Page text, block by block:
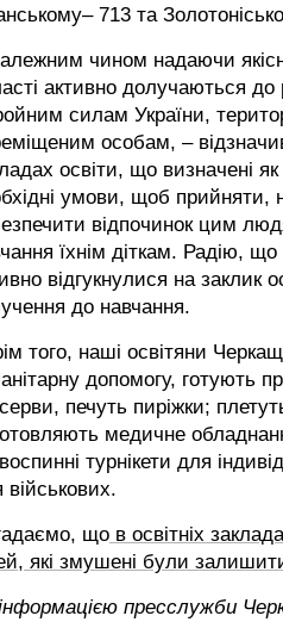
713 та
чином надаючи
активно долучаються
силам України,
особам, –
освіти, що визначені
умови, щоб прийняти,
відпочинок цим
їхнім діткам. Радію, що
відгукнулися на заклик
до навчання.
того, наші освітяни
допомогу, готують
печуть пиріжки;
медичне
турнікети для
військових.
що в освітніх
які змушені були
пресслужби